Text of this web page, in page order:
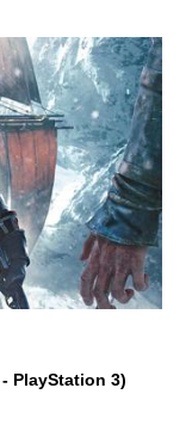
PlayStation 3)